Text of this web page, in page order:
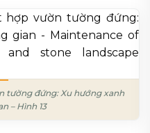
tường đứng: Xu hướng xanh
– Hình 13